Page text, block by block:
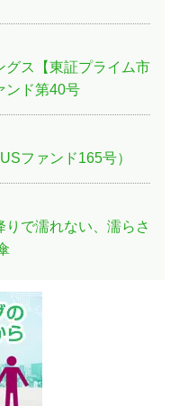
グス【東証プライム市
ンド第40号
ファンド165号）
りで濡れない、濡らさ